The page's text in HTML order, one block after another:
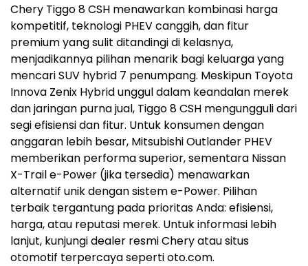
Chery Tiggo 8 CSH menawarkan kombinasi harga
kompetitif, teknologi PHEV canggih, dan fitur
premium yang sulit ditandingi di kelasnya,
menjadikannya pilihan menarik bagi keluarga yang
mencari SUV hybrid 7 penumpang. Meskipun Toyota
Innova Zenix Hybrid unggul dalam keandalan merek
dan jaringan purna jual, Tiggo 8 CSH mengungguli dari
segi efisiensi dan fitur. Untuk konsumen dengan
anggaran lebih besar, Mitsubishi Outlander PHEV
memberikan performa superior, sementara Nissan
X-Trail e-Power (jika tersedia) menawarkan
alternatif unik dengan sistem e-Power. Pilihan
terbaik tergantung pada prioritas Anda: efisiensi,
harga, atau reputasi merek. Untuk informasi lebih
lanjut, kunjungi dealer resmi Chery atau situs
otomotif terpercaya seperti oto.com.